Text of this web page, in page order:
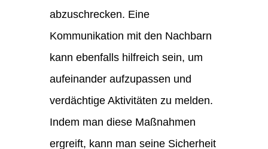
abzuschrecken. Eine
Kommunikation mit den Nachbarn
kann ebenfalls hilfreich sein, um
aufeinander aufzupassen und
verdächtige Aktivitäten zu melden.
Indem man diese Maßnahmen
ergreift, kann man seine Sicherheit